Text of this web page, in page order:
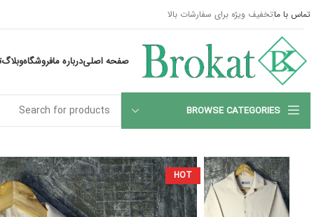
تماس با ماتخفیف ویژه برای سفارشات بالا
صفحه اصلیدرباره مافروشگاهوبلاگ
BROWSE CATEGORIES
HOT